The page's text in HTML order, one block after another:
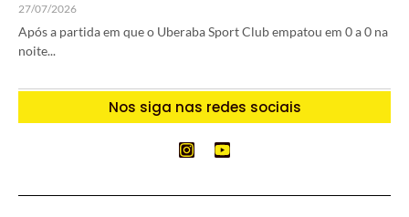
27/07/2026
Após a partida em que o Uberaba Sport Club empatou em 0 a 0 na
noite...
Nos siga nas redes sociais